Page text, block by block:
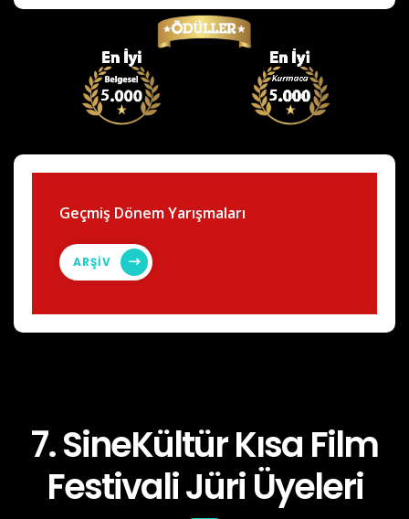
Geçmiş Dönem Yarışmaları
ARŞİV
7. SineKültür Kısa Film
Festivali Jüri Üyeleri